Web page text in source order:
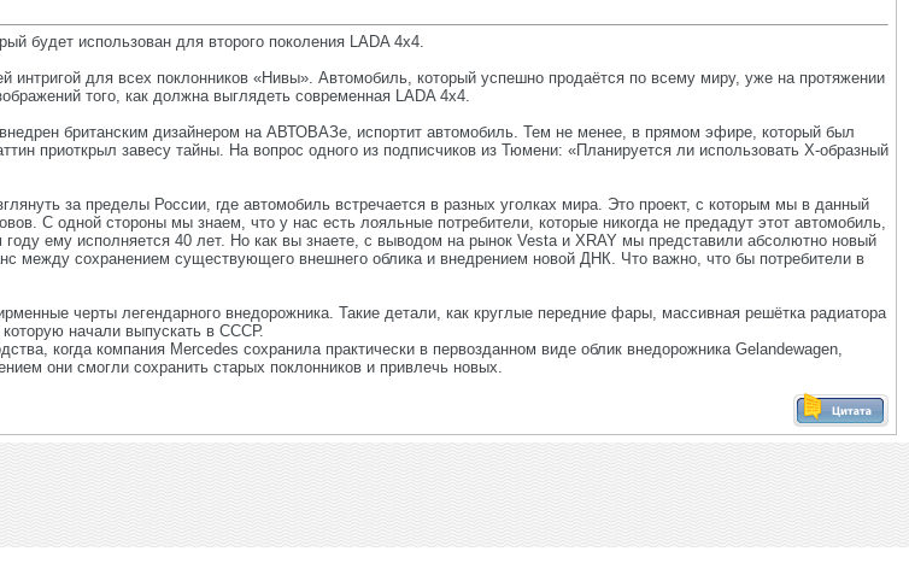
будет использован для второго поколения LADA 4х4.
интригой для всех поклонников «Нивы». Автомобиль, который успешно продаётся по всему миру, уже на протяжении
того, как должна выглядеть современная LADA 4х4.
британским дизайнером на АВТОВАЗе, испортит автомобиль. Тем не менее, в прямом эфире, который был
приоткрыл завесу тайны. На вопрос одного из подписчиков из Тюмени: «Планируется ли использовать Х-образный
за пределы России, где автомобиль встречается в разных уголках мира. Это проект, с которым мы в данный
С одной стороны мы знаем, что у нас есть лояльные потребители, которые никогда не предадут этот автомобиль,
ему исполняется 40 лет. Но как вы знаете, с выводом на рынок Vesta и XRAY мы представили абсолютно новый
между сохранением существующего внешнего облика и внедрением новой ДНК. Что важно, что бы потребители в
черты легендарного внедорожника. Такие детали, как круглые передние фары, массивная решётка радиатора
начали выпускать в СССР.
когда компания Mercedes сохранила практически в первозданном виде облик внедорожника Gelandewagen,
они смогли сохранить старых поклонников и привлечь новых.